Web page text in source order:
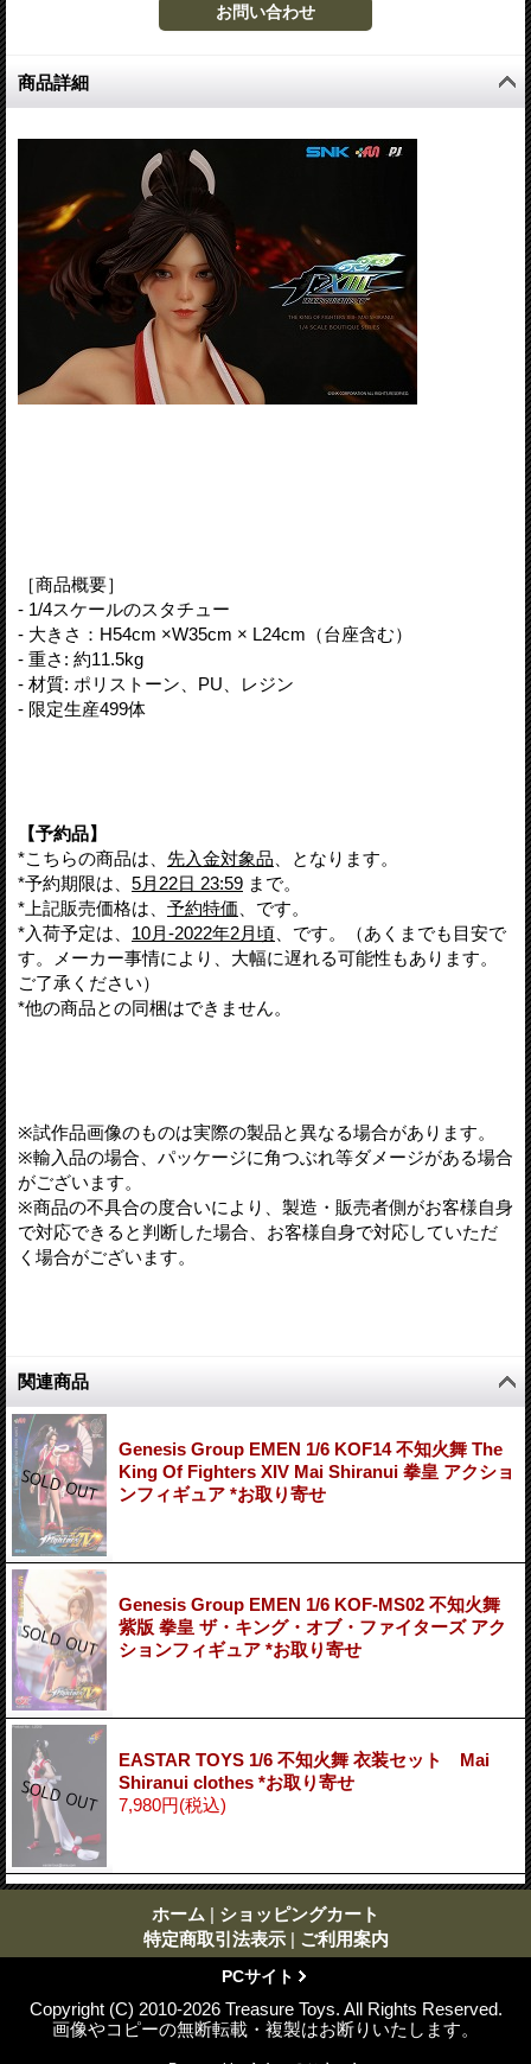
商品詳細
［商品概要］
- 1/4スケールのスタチュー
- 大きさ：H54cm ×W35cm × L24cm（台座含む）
- 重さ: 約11.5kg
- 材質: ポリストーン、PU、レジン
- 限定生産499体
【予約品】
*こちらの商品は、 先入金対象品 、となります。
*予約期限は、 5月22日 23:59 まで。
*上記販売価格は、 予約特価 、です。
*入荷予定は、 10月-2022年2月頃 、です。（あくまでも目安で
す。メーカー事情により、大幅に遅れる可能性もあります。
ご了承ください）
*他の商品との同梱はできません。
※試作品画像のものは実際の製品と異なる場合があります。
※輸入品の場合、パッケージに角つぶれ等ダメージがある場合
がございます。
※商品の不具合の度合いにより、製造・販売者側がお客様自身
で対応できると判断した場合、お客様自身で対応していただ
く場合がございます。
関連商品
Genesis Group EMEN 1/6 KOF14 不知火舞 The
King Of Fighters XIV Mai Shiranui 拳皇 アクショ
ンフィギュア *お取り寄せ
Genesis Group EMEN 1/6 KOF-MS02 不知火舞
紫版 拳皇 ザ・キング・オブ・ファイターズ アク
ションフィギュア *お取り寄せ
EASTAR TOYS 1/6 不知火舞 衣装セット Mai
Shiranui clothes *お取り寄せ
7,980円(税込)
ホーム | ショッピングカート
特定商取引法表示 | ご利用案内
PCサイト
Copyright (C) 2010-2026 Treasure Toys. All Rights Reserved.
画像やコピーの無断転載・複製はお断りいたします。